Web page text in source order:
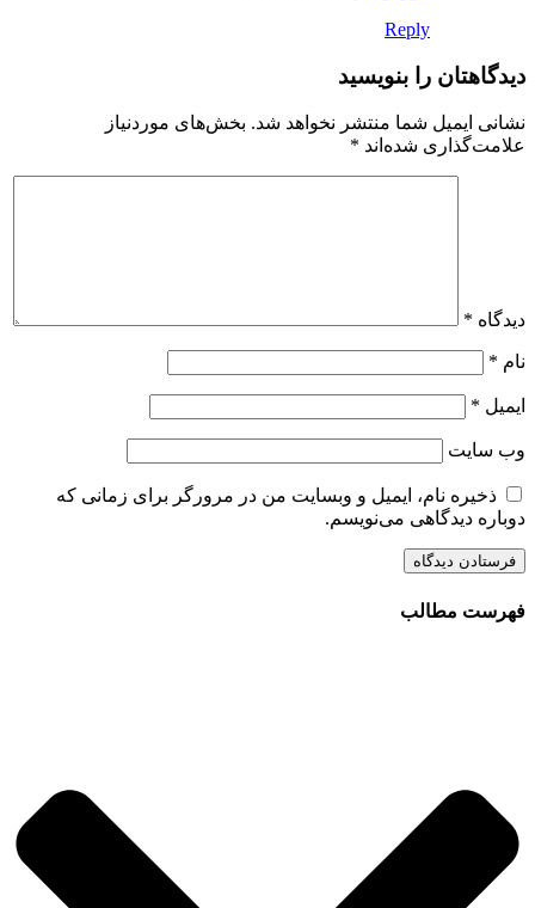
Reply
دیدگاهتان را بنویسید
نشانی ایمیل شما منتشر نخواهد شد. بخش‌های موردنیاز
علامت‌گذاری شده‌اند *
دیدگاه *
نام *
ایمیل *
وب‌ سایت
ذخیره نام، ایمیل و وبسایت من در مرورگر برای زمانی که
دوباره دیدگاهی می‌نویسم.
فهرست مطالب